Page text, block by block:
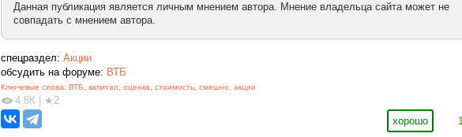
Данная публикация является личным мнением автора. Мнение владельца сайта может не
совпадать с мнением автора.
спецраздел: Акции
обсудить на форуме: ВТБ
Ключевые слова: ВТБ, капитал, оценка, стоимость, смешно, акции
4.8К
★2
хорошо